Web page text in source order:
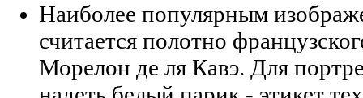
Наиболее популярным
считается полотно
Морелон де ля Кавэ. Для